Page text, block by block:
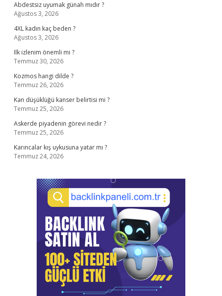
Abdestsiz uyumak günah mıdır ?
Ağustos 3, 2026
4XL kadın kaç beden ?
Ağustos 3, 2026
Ilk izlenim önemli mi ?
Temmuz 30, 2026
Kozmos hangi dilde ?
Temmuz 26, 2026
Kan düşüklüğü kanser belirtisi mi ?
Temmuz 25, 2026
Askerde piyadenin görevi nedir ?
Temmuz 25, 2026
Karıncalar kış uykusuna yatar mı ?
Temmuz 24, 2026